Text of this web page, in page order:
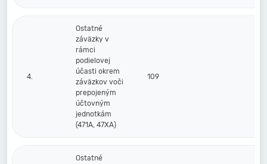
4.
Ostatné
záväzky v
rámci
podielovej
účasti okrem
záväzkov voči
prepojeným
účtovným
jednotkám
(471A, 47XA)
109
Ostatné